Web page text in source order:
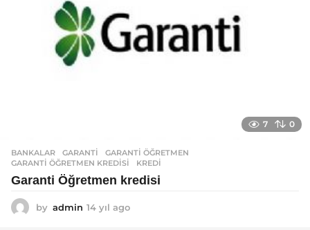
7 0
BANKALAR GARANTI ,GARANTI ÖĞRETMEN
GARANTI ÖĞRETMEN KREDISI
,KREDI
Garanti Öğretmen kredisi
by admin 14 yıl ago